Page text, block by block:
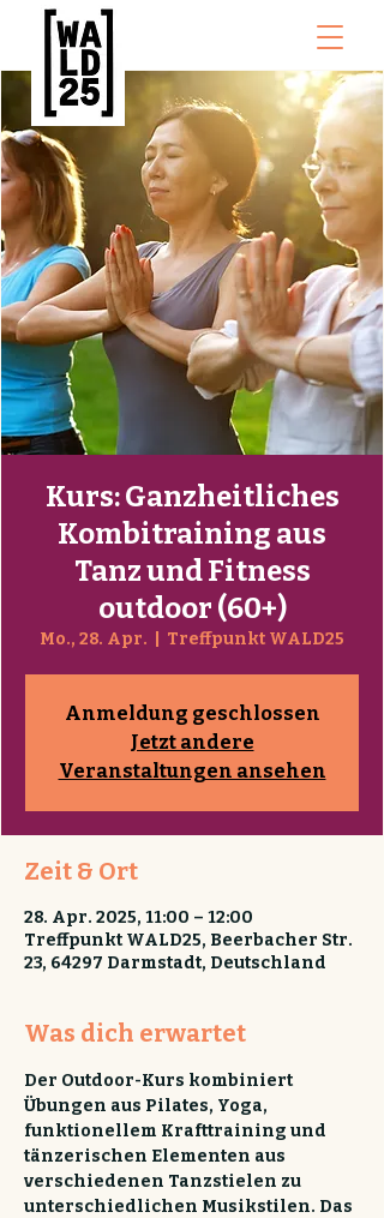
Kurs: Ganzheitliches
Kombitraining aus
Tanz und Fitness
outdoor (60+)
Mo., 28. Apr. Treffpunkt WALD25
Anmeldung geschlossen
Jetzt andere
Veranstaltungen ansehen
Zeit & Ort
28. Apr. 2025, 11:00 – 12:00
Treffpunkt WALD25, Beerbacher Str.
23, 64297 Darmstadt, Deutschland
Was dich erwartet
Der Outdoor-Kurs kombiniert
Übungen aus Pilates, Yoga,
funktionellem Krafttraining und
tänzerischen Elementen aus
verschiedenen Tanzstielen zu
unterschiedlichen Musikstilen. Das